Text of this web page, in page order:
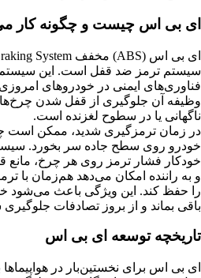
ای بی اس چیست و چگونه کار
ای بی اس (ABS) مخفف
سیستم ترمز ضد قفل است. این سیستم
فناوری‌های ایمنی در خودروهای
وظیفه آن جلوگیری از قفل شدن
ناگهانی یا در سطوح لغزنده است.
در زمان ترمزگیری شدید، ممکن است
خودرو روی سطح جاده سر بخورد.
خودکار فشار ترمز روی هر چرخ،
و به راننده امکان می‌دهد هم‌زمان با
را حفظ کند. این ویژگی باعث می‌شود
باقی بماند و از بروز تصادفات
تاریخچه توسعه ای بی اس
ای بی اس برای نخستین‌بار در هواپیماها